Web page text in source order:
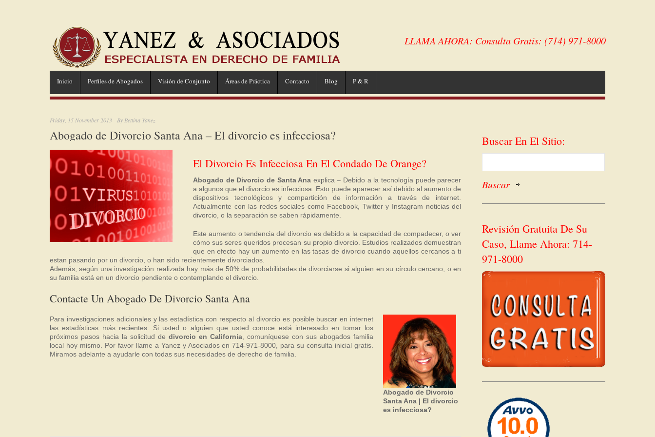
LLAMA AHORA: Consulta Gratis: (714) 971-8000
Inicio Perfiles de Abogados Visión de Conjunto Áreas de Práctica Contacto Blog P & R
Friday, 15 November 2013 By Bettina Yanez
Abogado de Divorcio Santa Ana – El divorcio es infecciosa?
El Divorcio Es Infecciosa En El Condado De Orange?
Abogado de Divorcio de Santa Ana explica – Debido a la tecnología puede parecer
a algunos que el divorcio es infecciosa. Esto puede aparecer así debido al aumento de
dispositivos tecnológicos y compartición de información a través de internet.
Actualmente con las redes sociales como Facebook, Twitter y Instagram noticias del
divorcio, o la separación se saben rápidamente.
Este aumento o tendencia del divorcio es debido a la capacidad de compadecer, o ver
cómo sus seres queridos procesan su propio divorcio. Estudios realizados demuestran
que en efecto hay un aumento en las tasas de divorcio cuando aquellos cercanos a ti
estan pasando por un divorcio, o han sido recientemente divorciados.
Además, según una investigación realizada hay más de 50% de probabilidades de divorciarse si alguien en su círculo cercano, o en
su familia está en un divorcio pendiente o contemplando el divorcio.
Contacte Un Abogado De Divorcio Santa Ana
Abogado de Divorcio
Santa Ana | El divorcio
es infecciosa?
Para investigaciones adicionales y las estadística con respecto al divorcio es posible buscar en internet
las estadísticas más recientes. Si usted o alguien que usted conoce está interesado en tomar los
próximos pasos hacia la solicitud dedivorcio en California , comuníquese con sus abogados familia
local hoy mismo. Por favor llame a Yanez y Asociados en 714-971-8000, para su consulta inicial gratis.
Miramos adelante a ayudarle con todas sus necesidades de derecho de familia.
Buscar En El Sitio:
Revisión Gratuita De Su
Caso, Llame Ahora: 714-
971-8000